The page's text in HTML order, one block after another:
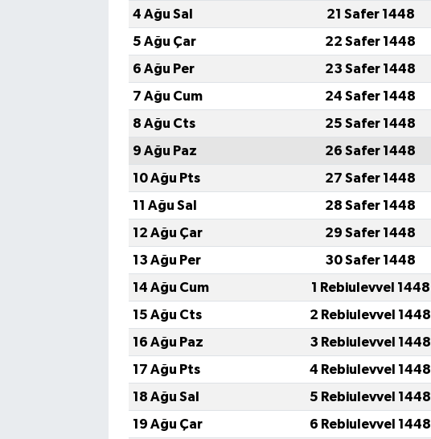
4 Ağu Sal
21 Safer 1448
5 Ağu Çar
22 Safer 1448
6 Ağu Per
23 Safer 1448
7 Ağu Cum
24 Safer 1448
8 Ağu Cts
25 Safer 1448
9 Ağu Paz
26 Safer 1448
10 Ağu Pts
27 Safer 1448
11 Ağu Sal
28 Safer 1448
12 Ağu Çar
29 Safer 1448
13 Ağu Per
30 Safer 1448
14 Ağu Cum
1 Rebiulevvel 1448
15 Ağu Cts
2 Rebiulevvel 1448
16 Ağu Paz
3 Rebiulevvel 1448
17 Ağu Pts
4 Rebiulevvel 1448
18 Ağu Sal
5 Rebiulevvel 1448
19 Ağu Çar
6 Rebiulevvel 1448